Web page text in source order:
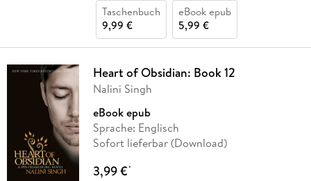
Taschenbuch
9,99 €
eBook epub
5,99 €
Heart of Obsidian: Book 12
Nalini Singh
eBook epub
Sprache: Englisch
Sofort lieferbar (Download)
3,99 €*